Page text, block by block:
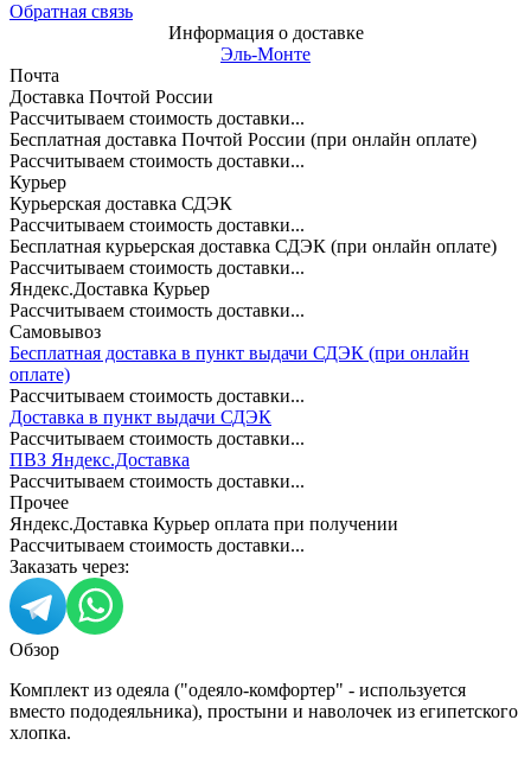
Обратная связь
Информация о доставке
Эль-Монте
Почта
Доставка Почтой России
Рассчитываем стоимость доставки...
Бесплатная доставка Почтой России (при онлайн оплате)
Рассчитываем стоимость доставки...
Курьер
Курьерская доставка СДЭК
Рассчитываем стоимость доставки...
Бесплатная курьерская доставка СДЭК (при онлайн оплате)
Рассчитываем стоимость доставки...
Яндекс.Доставка Курьер
Рассчитываем стоимость доставки...
Самовывоз
Бесплатная доставка в пункт выдачи СДЭК (при онлайн
оплате)
Рассчитываем стоимость доставки...
Доставка в пункт выдачи СДЭК
Рассчитываем стоимость доставки...
ПВЗ Яндекс.Доставка
Рассчитываем стоимость доставки...
Прочее
Яндекс.Доставка Курьер оплата при получении
Рассчитываем стоимость доставки...
Заказать через:
Обзор
Комплект из одеяла ("одеяло-комфортер" - используется
вместо пододеяльника), простыни и наволочек из египетского
хлопка.